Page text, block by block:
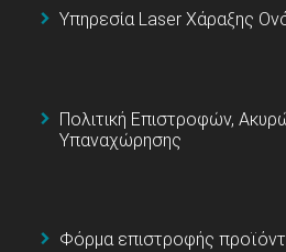
Υπηρεσία Laser Χάραξης
Πολιτική Επιστροφών,
Υπαναχώρησης
Φόρμα επιστροφής